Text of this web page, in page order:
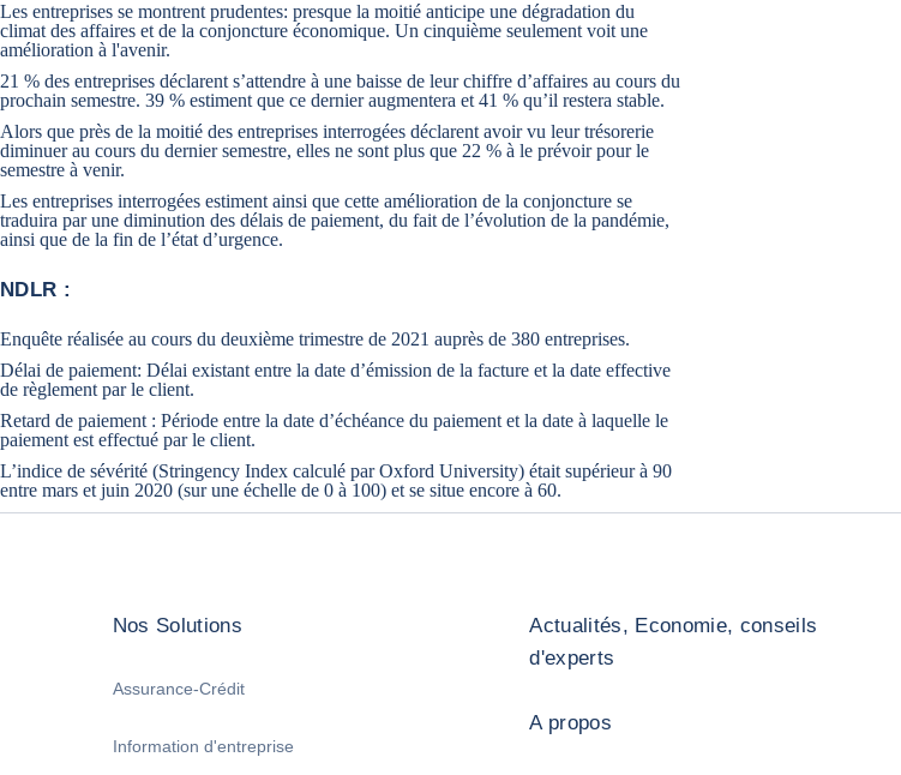
Les entreprises se montrent prudentes: presque la moitié anticipe une dégradation du
climat des affaires et de la conjoncture économique. Un cinquième seulement voit une
amélioration à l'avenir.
21 % des entreprises déclarent s’attendre à une baisse de leur chiffre d’affaires au cours du
prochain semestre. 39 % estiment que ce dernier augmentera et 41 % qu’il restera stable.
Alors que près de la moitié des entreprises interrogées déclarent avoir vu leur trésorerie
diminuer au cours du dernier semestre, elles ne sont plus que 22 % à le prévoir pour le
semestre à venir.
Les entreprises interrogées estiment ainsi que cette amélioration de la conjoncture se
traduira par une diminution des délais de paiement, du fait de l’évolution de la pandémie,
ainsi que de la fin de l’état d’urgence.
NDLR :
Enquête réalisée au cours du deuxième trimestre de 2021 auprès de 380 entreprises.
Délai de paiement: Délai existant entre la date d’émission de la facture et la date effective
de règlement par le client.
Retard de paiement : Période entre la date d’échéance du paiement et la date à laquelle le
paiement est effectué par le client.
L’indice de sévérité (Stringency Index calculé par Oxford University) était supérieur à 90
entre mars et juin 2020 (sur une échelle de 0 à 100) et se situe encore à 60.
Nos Solutions
Assurance-Crédit
Information d'entreprise
Actualités, Economie, conseils
d'experts
A propos